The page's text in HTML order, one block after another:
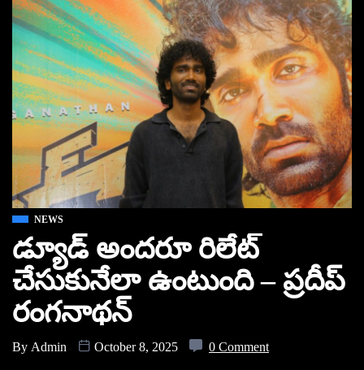
NEWS
డ్యూడ్‌ అందరూ రిలేట్
చేసుకునేలా ఉంటుంది – ప్రదీప్
రంగనాథన్
By Admin October 8, 2025 0 Comment